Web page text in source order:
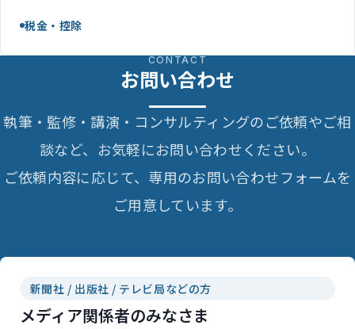
税金・控除
CONTACT
お問い合わせ
執筆・監修・講演・コンサルティングのご依頼やご相
談など、お気軽にお問い合わせください。
ご依頼内容に応じて、専用のお問い合わせフォームを
ご用意しています。
新聞社 / 出版社 / テレビ局などの方
メディア関係者のみなさま